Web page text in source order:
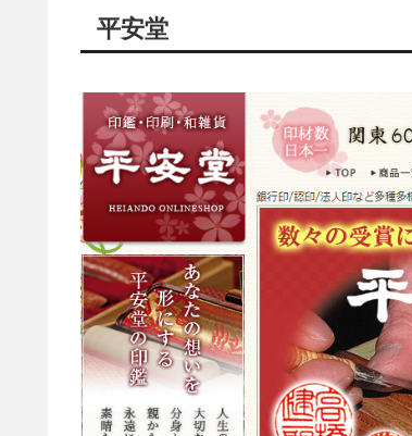
平安堂